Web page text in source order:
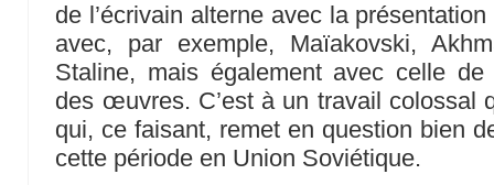
de l’écrivain alterne avec la
avec, par exemple, Maïakovski,
Staline, mais également avec celle de
des œuvres. C’est à un travail colossal
qui, ce faisant, remet en question bien
cette période en Union Soviétique.